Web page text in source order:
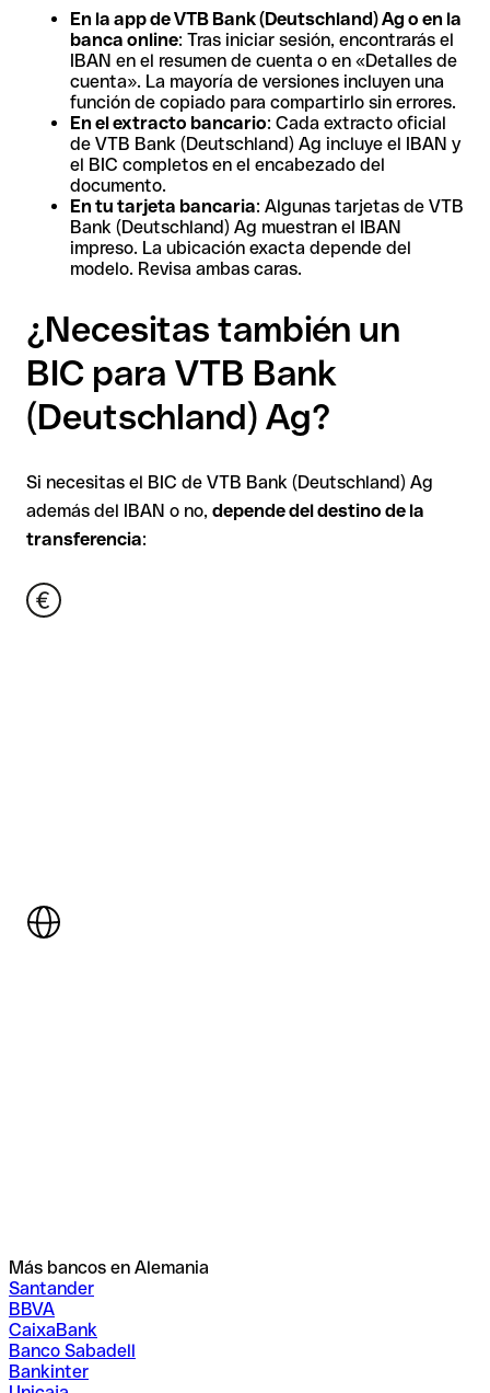
En la app de VTB Bank (Deutschland) Ag o en la
banca online: Tras iniciar sesión, encontrarás el
IBAN en el resumen de cuenta o en «Detalles de
cuenta». La mayoría de versiones incluyen una
función de copiado para compartirlo sin errores.
En el extracto bancario: Cada extracto oficial
de VTB Bank (Deutschland) Ag incluye el IBAN y
el BIC completos en el encabezado del
documento.
En tu tarjeta bancaria: Algunas tarjetas de VTB
Bank (Deutschland) Ag muestran el IBAN
impreso. La ubicación exacta depende del
modelo. Revisa ambas caras.
¿Necesitas también un
BIC para VTB Bank
(Deutschland) Ag?
Si necesitas el BIC de VTB Bank (Deutschland) Ag
además del IBAN o no, depende del destino de la
transferencia:
Más bancos en Alemania
Santander
BBVA
CaixaBank
Banco Sabadell
Bankinter